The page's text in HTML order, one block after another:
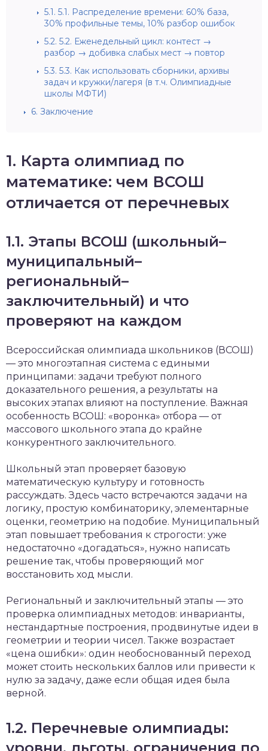
5.1. 5.1. Распределение времени: 60% база,
30% профильные темы, 10% разбор ошибок
5.2. 5.2. Еженедельный цикл: контест →
разбор → добивка слабых мест → повтор
5.3. 5.3. Как использовать сборники, архивы
задач и кружки/лагеря (в т.ч. Олимпиадные
школы МФТИ)
6. Заключение
1. Карта олимпиад по
математике: чем ВСОШ
отличается от перечневых
1.1. Этапы ВСОШ (школьный–
муниципальный–
региональный–
заключительный) и что
проверяют на каждом
Всероссийская олимпиада школьников (ВСОШ)
— это многоэтапная система с едиными
принципами: задачи требуют полного
доказательного решения, а результаты на
высоких этапах влияют на поступление. Важная
особенность ВСОШ: «воронка» отбора — от
массового школьного этапа до крайне
конкурентного заключительного.
Школьный этап проверяет базовую
математическую культуру и готовность
рассуждать. Здесь часто встречаются задачи на
логику, простую комбинаторику, элементарные
оценки, геометрию на подобие. Муниципальный
этап повышает требования к строгости: уже
недостаточно «догадаться», нужно написать
решение так, чтобы проверяющий мог
восстановить ход мысли.
Региональный и заключительный этапы — это
проверка олимпиадных методов: инварианты,
нестандартные построения, продвинутые идеи в
геометрии и теории чисел. Также возрастает
«цена ошибки»: один необоснованный переход
может стоить нескольких баллов или привести к
нулю за задачу, даже если общая идея была
верной.
1.2. Перечневые олимпиады: